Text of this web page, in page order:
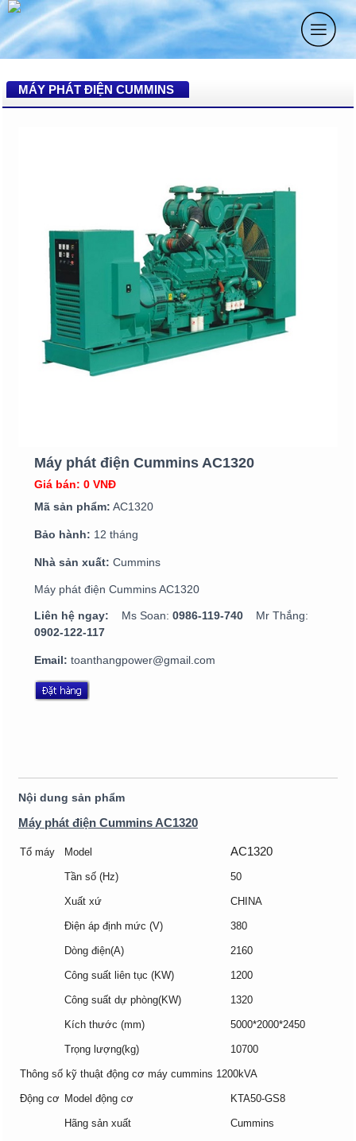
MÁY PHÁT ĐIỆN CUMMINS
Máy phát điện Cummins AC1320
Giá bán: 0 VNĐ
Mã sản phẩm: AC1320
Bảo hành: 12 tháng
Nhà sản xuất: Cummins
Máy phát điện Cummins AC1320
Liên hệ ngay: Ms Soan: 0986-119-740 Mr Thắng:
0902-122-117
Email: toanthangpower@gmail.com
Nội dung sản phẩm
Máy phát điện Cummins AC1320
Tổ máy Model AC1320
Tần số (Hz) 50
Xuất xứ CHINA
Điện áp định mức (V) 380
Dòng điện(A) 2160
Công suất liên tục (KW) 1200
Công suất dự phòng(KW) 1320
Kích thước (mm) 5000*2000*2450
Trọng lượng(kg) 10700
Thông số kỹ thuật động cơ máy cummins 1200kVA
Động cơ Model động cơ KTA50-GS8
Hãng sản xuất Cummins